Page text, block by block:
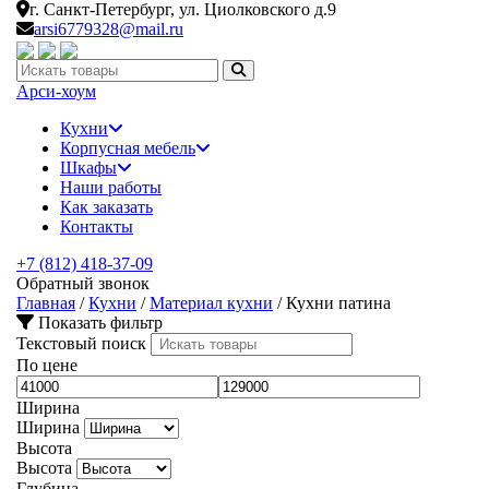
г. Санкт-Петербург, ул. Циолковского д.9
arsi6779328@mail.ru
Искать:
Арси-хоум
Кухни
Корпусная мебель
Шкафы
Наши работы
Как заказать
Контакты
+7 (812) 418-37-09
Обратный звонок
Главная /Кухни /Материал кухни /Кухни патина
Показать фильтр
Текстовый поиск
По цене
Ширина
Ширина
Высота
Высота